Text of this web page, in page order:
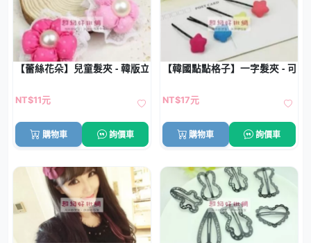
【蕾絲花朵】兒童髮夾 - 韓版立體髮飾
NT$11元
購物車 詢價車
【韓國點點格子】一字髮夾 - 可
NT$17元
購物車 詢價車